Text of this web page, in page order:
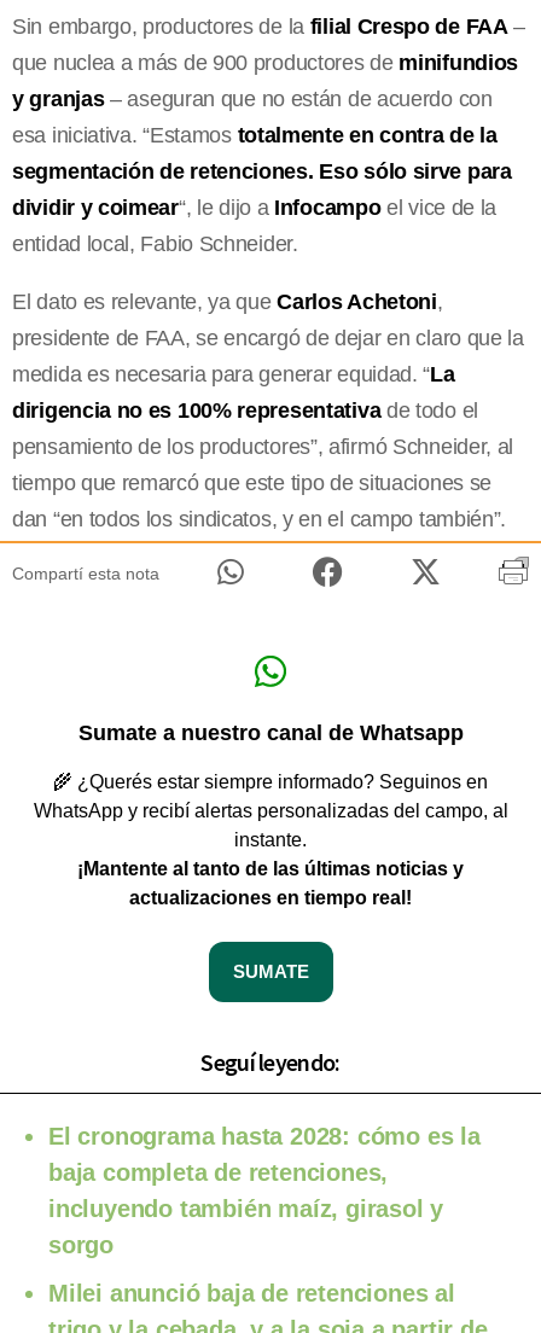
Sin embargo, productores de la filial Crespo de FAA –
que nuclea a más de 900 productores de minifundios
y granjas– aseguran que no están de acuerdo con
esa iniciativa. “Estamostotalmente en contra de la
segmentación de retenciones. Eso sólo sirve para
dividir y coimear“, le dijo a Infocampoel vice de la
entidad local, Fabio Schneider.
El dato es relevante, ya queCarlos Achetoni,
presidente de FAA, se encargó de dejar en claro que la
medida es necesaria para generar equidad. “La
dirigencia no es 100% representativade todo el
pensamiento de los productores”, afirmó Schneider, al
tiempo que remarcó que este tipo de situaciones se
dan “en todos los sindicatos, y en el campo también”.
Compartí esta nota
Sumate a nuestro canal de Whatsapp
🌾 ¿Querés estar siempre informado? Seguinos en
WhatsApp y recibí alertas personalizadas del campo, al
instante.
¡Mantente al tanto de las últimas noticias y
actualizaciones en tiempo real!
SUMATE
Seguí leyendo:
El cronograma hasta 2028: cómo es la
baja completa de retenciones,
incluyendo también maíz, girasol y
sorgo
Milei anunció baja de retenciones al